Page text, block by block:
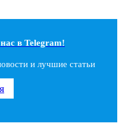
в Telegram!
и лучшие статьи